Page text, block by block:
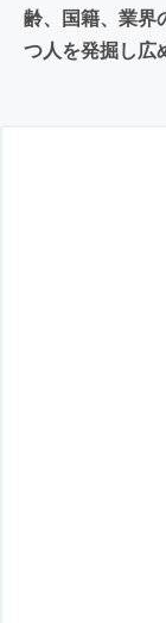
齢、国籍、業界
つ人を発掘し広